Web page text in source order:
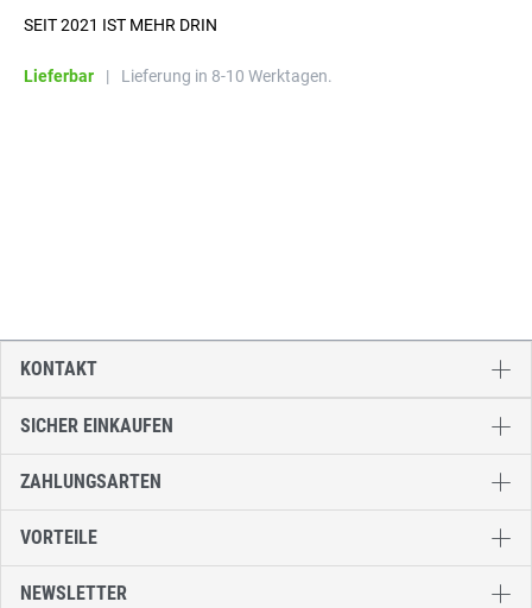
SEIT 2021 IST MEHR DRIN
Lieferbar | Lieferung in 8-10 Werktagen.
SICHER EINKAUFEN
ZAHLUNGSARTEN
VORTEILE
NEWSLETTER
KONTAKT